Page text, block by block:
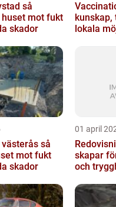
så
mot fukt
skador
kunskap,
lokala
så
mot fukt
skador
01 april
skapar
och